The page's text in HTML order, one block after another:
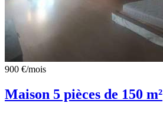
900 €/mois
Maison 5 pièces de 150 m²